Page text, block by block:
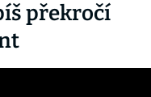
překročí